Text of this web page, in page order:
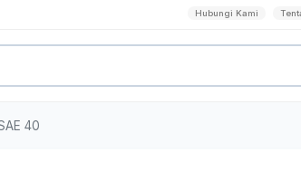
Hubungi Kami
40